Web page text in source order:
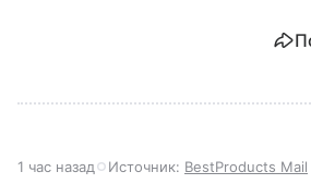
1 час назад Источник: BestProducts Mail